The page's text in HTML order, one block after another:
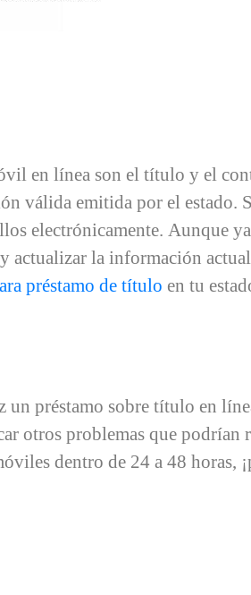
en línea son el título y el
válida emitida por el estado.
electrónicamente. Aunque
actualizar la información
préstamo de título en tu
préstamo sobre título en
otros problemas que podrían
dentro de 24 a 48 horas,